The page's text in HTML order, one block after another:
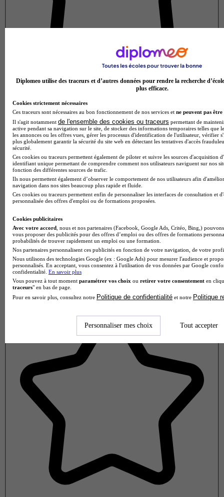
Note de 3 sur 5
Diplomeo utilise des traceurs et d’autres données pour rendre la recherche
plus efficace.
Cookies strictement nécessaires
Ces traceurs sont nécessaires au bon fonctionnement de nos services et ne peuvent pas être
Il s'agit notamment de l'ensemble des cookies ou traceurs permettant de
active pendant sa navigation sur le site, de stocker des informations temporaires telles que
les annonces ou les offres vues, gérer les processus d'identification de l'utilisateur, vérifier
plus globalement garantir la sécurité du site web en détectant les tentatives d'accès
sécurité.
Ces cookies ou traceurs permettent également de piloter et suivre les sources d'acquisition
identifiant unique permettant de comprendre comment nos utilisateurs naviguent sur nos
fonction des différentes sources de trafic.
Ils nous permettent également d’observer le comportement de nos utilisateurs afin
navigation dans nos sites beaucoup plus rapide et fluide.
Ces cookies ou traceurs permettent enfin de personnaliser les interfaces de consultation et
personnalisée des offres d'emploi ou de formations proposées.
Cookies publicitaires
Avec votre accord , nous et nos partenaires (Facebook, Google Ads, Critéo, Bing,)
vous proposer des publicités pour des offres d’emploi ou des offres de formations
probabilités de trouver rapidement un emploi ou une formation.
Nos partenaires personnalisent ces publicités en fonction de votre navigation, de votre
Nous utilisons des technologies Google (ex : Google Ads) pour mesurer l'audience et
personnalisés. En acceptant, vous consentez à l'utilisation de vos données par Google
confidentialité. En savoir plus
Vous pouvez à tout moment paramétrer vos choix ou retirer votre consentement en
traceurs" en bas de page.
Pour en savoir plus, consultez notre Politique de confidentialité et notre Politique
Personnaliser mes choix Tout accepter